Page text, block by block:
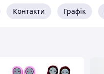
Контакти Графік